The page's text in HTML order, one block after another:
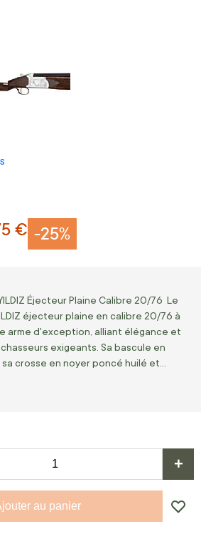
-25%
€
Éjecteur Plaine Calibre 20/76 Le
éjecteur plaine en calibre 20/76 à
arme d'exception, alliant élégance et
exigeants. Sa bascule en
crosse en noyer poncé huilé et…
+
au panier